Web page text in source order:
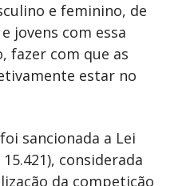
e feminino, de
jovens com essa
fazer com que as
estar no
sancionada a Lei
considerada
da competição